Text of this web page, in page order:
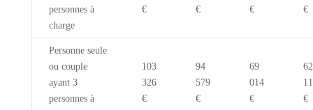
personnes à
charge
€
€
€
€
Personne seule
ou couple
ayant 3
personnes à
103
326
€
94
579
€
69
014
€
62
€